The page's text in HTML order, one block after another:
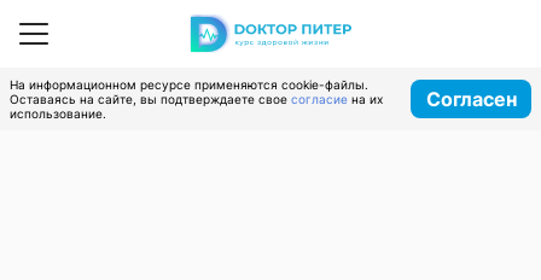
На информационном ресурсе применяются cookie-файлы.
Оставаясь на сайте, вы подтверждаете свое согласие на их
использование.
Согласен